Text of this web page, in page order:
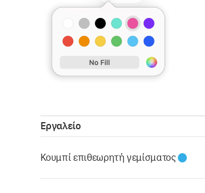
Εργαλείο
Κουμπί επιθεωρητή γεμίσματος